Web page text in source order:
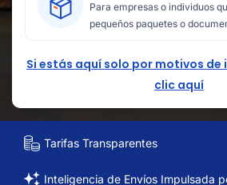
Para empresas o individuos
pequeños paquetes o
Si estás aquí solo por motivos de
clic aquí
Tarifas Transparentes
Inteligencia de Envíos Impulsada